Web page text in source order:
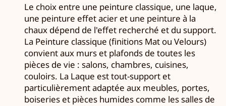
Le choix entre une peinture classique, une laque,
une peinture effet acier et une peinture à la
chaux dépend de l'effet recherché et du support.
La Peinture classique (finitions Mat ou Velours)
convient aux murs et plafonds de toutes les
pièces de vie : salons, chambres, cuisines,
couloirs. La Laque est tout-support et
particulièrement adaptée aux meubles, portes,
boiseries et pièces humides comme les salles de